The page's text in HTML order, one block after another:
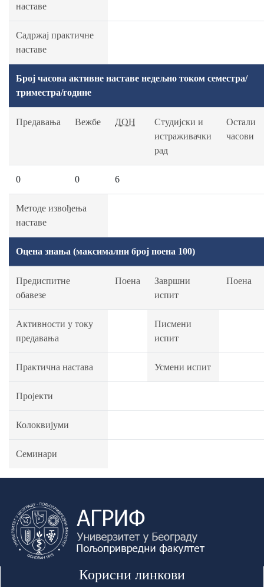
наставе
Садржај практичне
наставе
Број часова активне наставе недељно током семестра/
триместра/године
Предавања Вежбе ДОН
Студијски и
истраживачки
рад
Остали
часови
0 0 6
Методе извођења
наставе
Оцена знања (максимални број поена 100)
Предиспитне
обавезе
Поена
Завршни
испит
Поена
Активности у току
предавања
Писмени
испит
Практична настава Усмени испит
Пројекти
Колоквијуми
Семинари
Корисни линкови